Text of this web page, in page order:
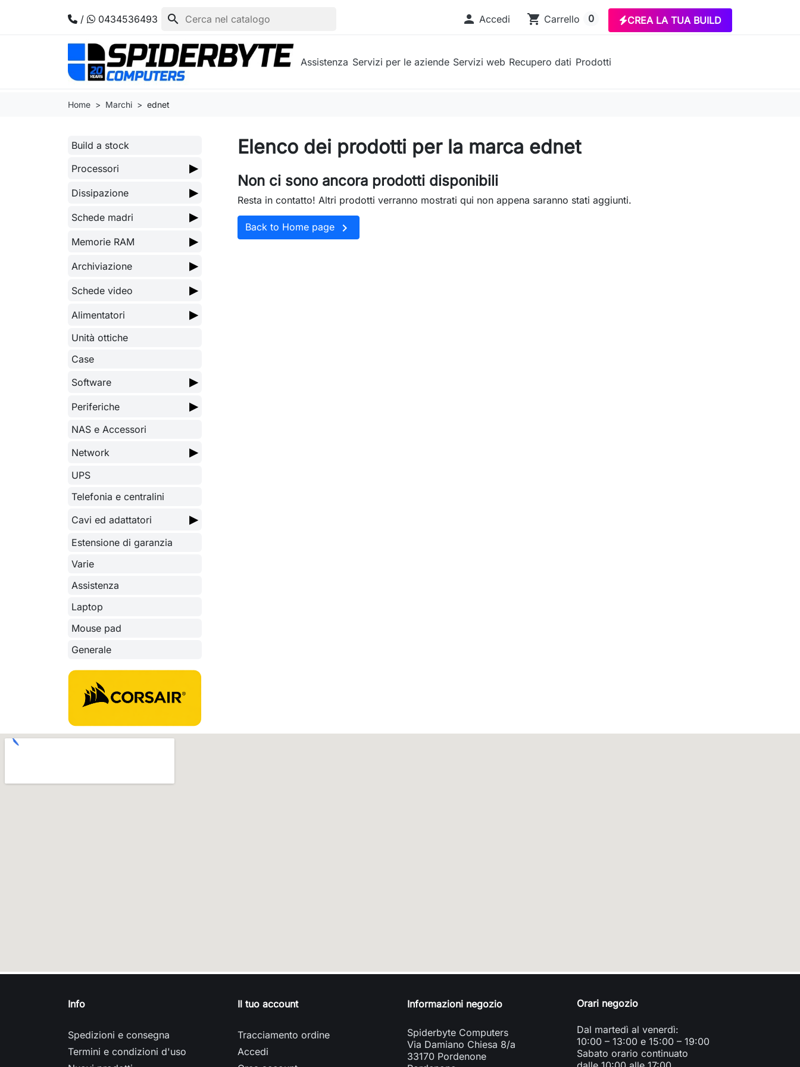
/ 0434536493 search  Accedi shopping_cart Carrello 0 CREA LA TUA BUILD
Assistenza Servizi per le aziende Servizi web Recupero dati Prodotti
Home Marchi ednet
Build a stock
Processori
▶
Dissipazione ▶
Schede madri ▶
Memorie RAM ▶
Archiviazione ▶
Schede video ▶
Alimentatori ▶
Unità ottiche
Case
Software
▶
Periferiche ▶
NAS e Accessori
Network
▶
UPS
Telefonia e centralini
Cavi ed adattatori
▶
Estensione di garanzia
Varie
Assistenza
Laptop
Mouse pad
Generale
Elenco dei prodotti per la marca ednet
Non ci sono ancora prodotti disponibili
Resta in contatto! Altri prodotti verranno mostrati qui non appena saranno stati aggiunti.
Back to Home page 
Info
Spedizioni e consegna
Termini e condizioni d'uso
Il tuo account
Tracciamento ordine
Accedi
Informazioni negozio
Spiderbyte Computers
Via Damiano Chiesa 8/a
33170 Pordenone
Orari negozio
Dal martedì al venerdì:
10:00 – 13:00 e 15:00 – 19:00
Sabato orario continuato